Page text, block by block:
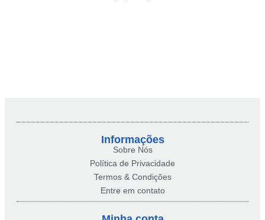
Informações
Sobre Nós
Política de Privacidade
Termos & Condições
Entre em contato